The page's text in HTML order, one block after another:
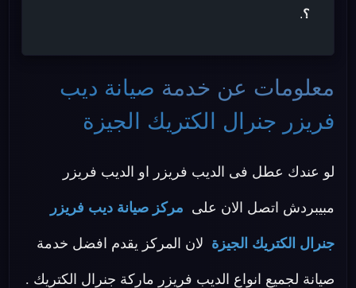
؟.
معلومات عن خدمة صيانة ديب
فريزر جنرال الكتريك الجيزة
لو عندك عطل فى الديب فريزر او الديب فريزر
مبيبردش اتصل الان على مركز صيانة ديب فريزر
جنرال الكتريك الجيزة لان المركز يقدم افضل خدمة
صيانة لجميع انواع الديب فريزر ماركة جنرال الكتريك .